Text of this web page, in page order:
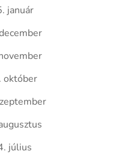
január
október
július